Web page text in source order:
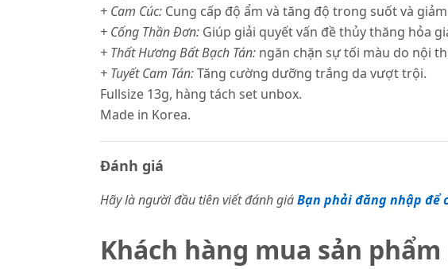
+ Cam Cúc: Cung cấp độ ẩm và tăng độ trong suốt và
+ Cống Thần Đơn: Giúp giải quyết vấn đề thủy thăng hỏa
+ Thất Hương Bất Bạch Tán: ngăn chặn sự tối màu do nội
+ Tuyết Cam Tán:Tăng cường dưỡng trắng da vượt trội.
Fullsize 13g, hàng tách set unbox.
Made in Korea.
Đánh giá
Hãy là người đầu tiên viết đánh giáBạn phải đăng nhập để
Khách hàng mua sản